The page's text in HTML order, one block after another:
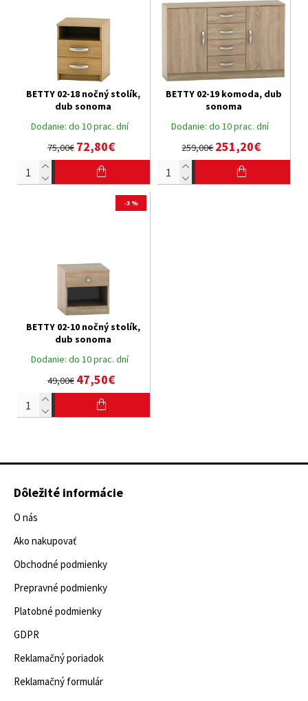
Dodanie: do 10 prac. dní
BETTY 02-18 nočný stolík,
dub sonoma
75,00€ 72,80€
Dodanie: do 10 prac. dní
BETTY 02-19 komoda, dub
sonoma
259,00€251,20€
-3 %
Dodanie: do 10 prac. dní
BETTY 02-10 nočný stolík,
dub sonoma
49,00€ 47,50€
Dôležité informácie
O nás
Ako nakupovať
Obchodné podmienky
Prepravné podmienky
Platobné podmienky
GDPR
Reklamačný poriadok
Reklamačný formulár